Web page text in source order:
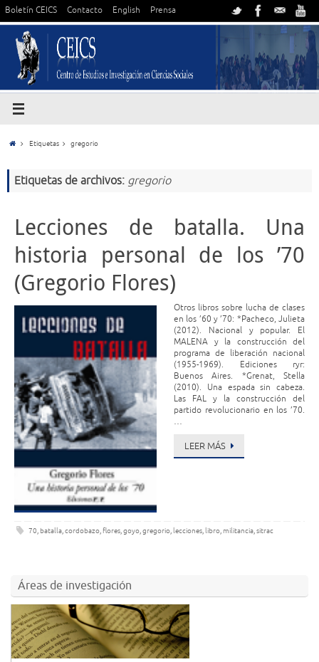
Boletín CEICS Contacto English Prensa
Etiquetas gregorio
Etiquetas de archivos: gregorio
Lecciones de batalla. Una
historia personal de los ’70
(Gregorio Flores)
Otros libros sobre lucha de clases
en los ’60 y ’70: *Pacheco, Julieta
(2012). Nacional y popular. El
MALENA y la construcción del
programa de liberación nacional
(1955-1969). Ediciones ryr:
Buenos Aires. *Grenat, Stella
(2010). Una espada sin cabeza.
Las FAL y la construcción del
partido revolucionario en los ’70.
…
LEER MÁS
70, batalla,cordobazo, flores,goyo,gregorio,lecciones,libro, militancia,sitrac
Áreas de investigación